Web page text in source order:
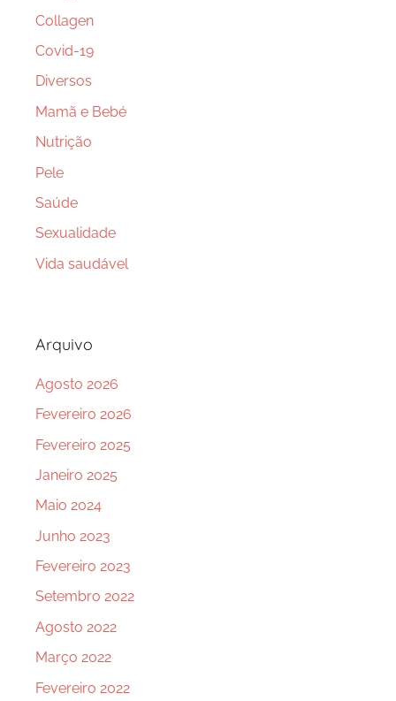
Collagen
Covid-19
Diversos
Mamã e Bebé
Nutrição
Pele
Saúde
Sexualidade
Vida saudável
Arquivo
Agosto 2026
Fevereiro 2026
Fevereiro 2025
Janeiro 2025
Maio 2024
Junho 2023
Fevereiro 2023
Setembro 2022
Agosto 2022
Março 2022
Fevereiro 2022